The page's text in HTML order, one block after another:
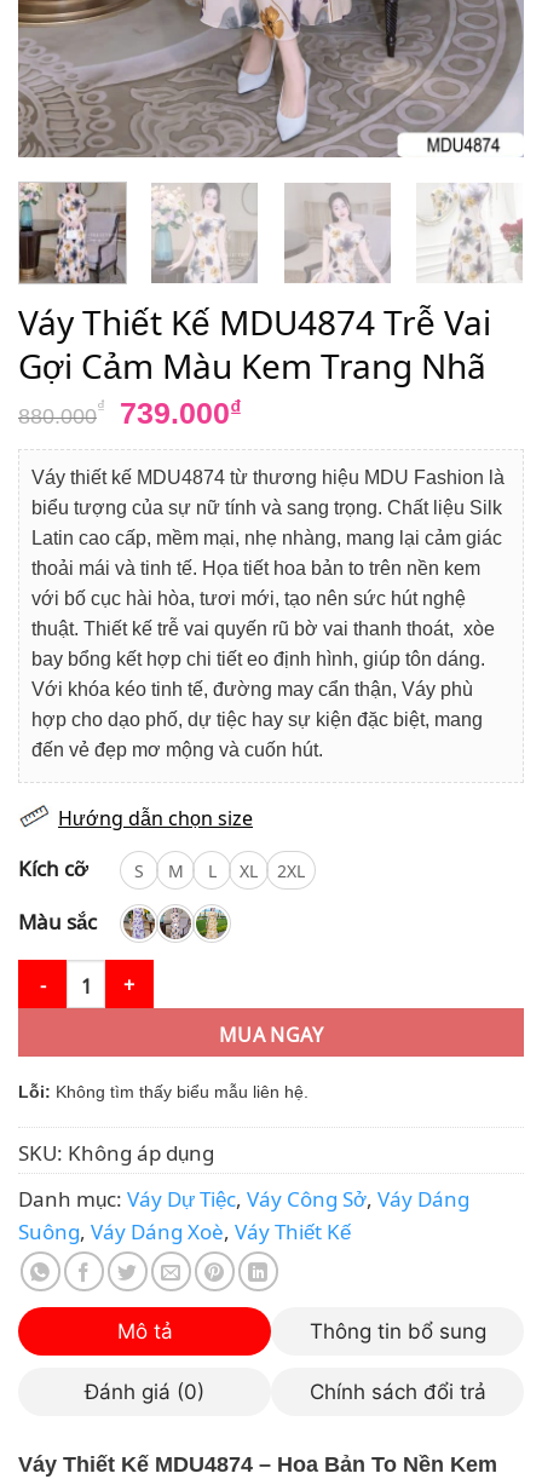
Váy Thiết Kế MDU4874 Trễ Vai
Gợi Cảm Màu Kem Trang Nhã
880.000₫
Giá
là:
880.000₫.
739.000₫
tại
là:
739.000₫.
Váy thiết kế MDU4874 từ thương hiệu MDU Fashion là
biểu tượng của sự nữ tính và sang trọng. Chất liệu Silk
Latin cao cấp, mềm mại, nhẹ nhàng, mang lại cảm giác
thoải mái và tinh tế. Họa tiết hoa bản to trên nền kem
với bố cục hài hòa, tươi mới, tạo nên sức hút nghệ
thuật. Thiết kế trễ vai quyến rũ bờ vai thanh thoát, xòe
bay bổng kết hợp chi tiết eo định hình, giúp tôn dáng.
Với khóa kéo tinh tế, đường may cẩn thận, Váy phù
hợp cho dạo phố, dự tiệc hay sự kiện đặc biệt, mang
đến vẻ đẹp mơ mộng và cuốn hút.
Hướng dẫn chọn size
Kích cỡ S M L XL 2XL
Màu sắc
Váy Thiết Kế MDU4874 Trễ Vai Gợi Cảm Màu Kem Trang Nhã
MUA NGAY
Lỗi: Không tìm thấy biểu mẫu liên hệ.
SKU:Không áp dụng
Danh mục:Váy Dự Tiệc,Váy Công Sở,Váy Dáng
Suông,Váy Dáng Xoè,Váy Thiết Kế
Mô tả Thông tin bổ sung
Đánh giá (0) Chính sách đổi trả
Váy Thiết Kế MDU4874 – Hoa Bản To Nền Kem